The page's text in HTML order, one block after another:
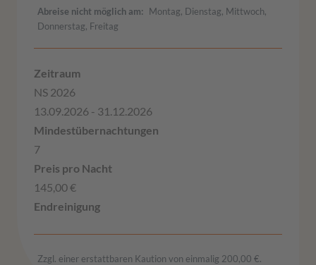
Abreise nicht möglich am
Montag, Dienstag, Mittwoch,
Donnerstag, Freitag
NS 2026
13.09.2026 - 31.12.2026
7
145,00 €
Zzgl. einer erstattbaren Kaution von einmalig 200,00 €.